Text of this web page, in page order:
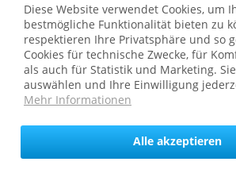
Informationen
* bei Paketversand. Alle Preise inkl. gesetzl.
Versandkosten.
Copyright © afp marketing gmbh - Alle
Sicher zahlen in unserem
Diese Website verwendet Cookies, um
bestmögliche Funktionalität bieten zu
respektieren Ihre Privatsphäre und so
Cookies für technische Zwecke, für
als auch für Statistik und Marketing.
auswählen und Ihre Einwilligung
Mehr Informationen
Alle akzeptieren